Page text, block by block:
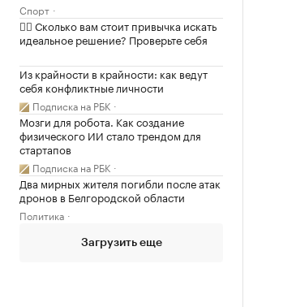
Спорт
✍🏻 Сколько вам стоит привычка искать
идеальное решение? Проверьте себя
Из крайности в крайности: как ведут
себя конфликтные личности
Подписка на РБК
Мозги для робота. Как создание
физического ИИ стало трендом для
стартапов
Подписка на РБК
Два мирных жителя погибли после атак
дронов в Белгородской области
Политика
Загрузить еще